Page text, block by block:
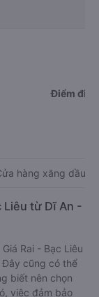
Điểm đi
hàng xăng dầu
Liêu từ Dĩ An -
Rai - Bạc Liêu
cũng có thể
biết nên chọn
việc đảm bảo